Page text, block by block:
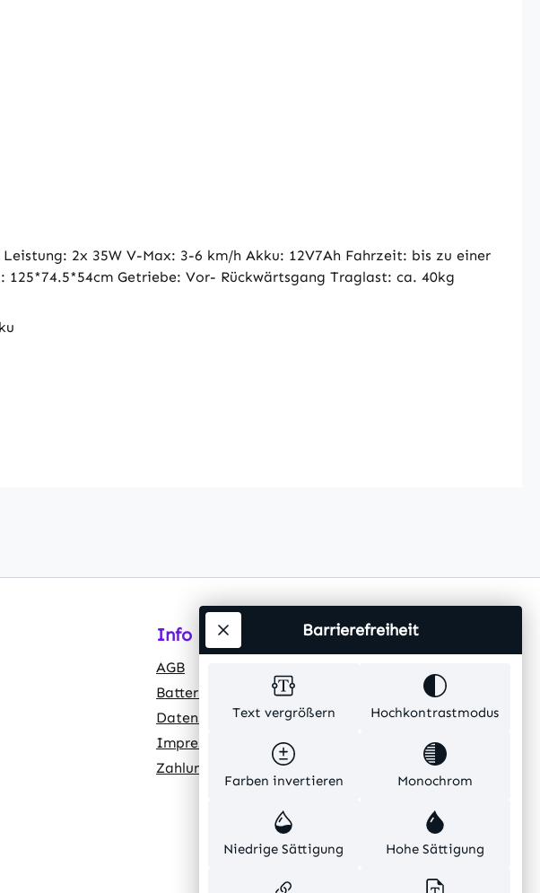
2x 35W V-Max: 3-6 km/h Akku: 12V7Ah Fahrzeit: bis zu einer
125*74.5*54cm Getriebe: Vor- Rückwärtsgang Traglast: ca. 40kg
Info
AGB
Batteriehinweis
Datenschutz
Impressum
Zahlungsarten
Text vergrößern Hochkontrastmodus
Farben invertieren Monochrom
Niedrige Sättigung Hohe Sättigung
Barrierefreiheit